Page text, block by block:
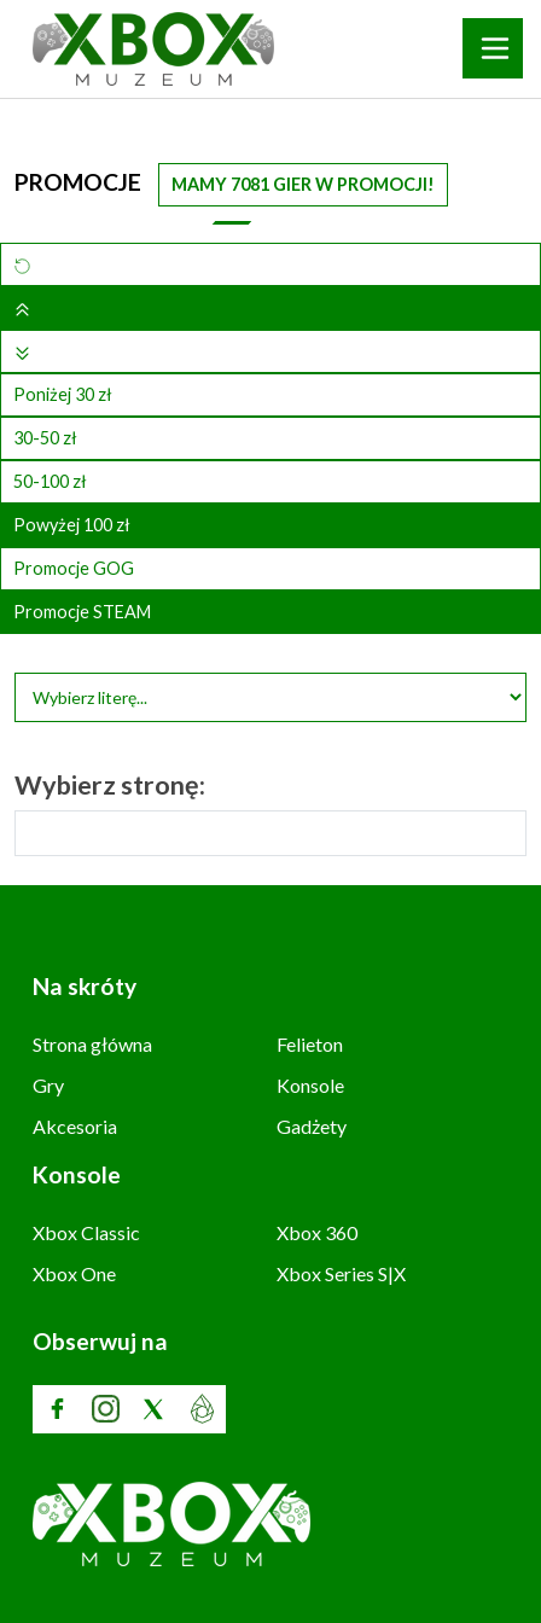
PROMOCJE MAMY 7081 GIER W PROMOCJI!
Poniżej 30 zł
30-50 zł
50-100 zł
Powyżej 100 zł
Promocje GOG
Promocje STEAM
Wybierz stronę:
Na skróty
Strona główna
Felieton
Gry
Konsole
Akcesoria
Gadżety
Konsole
Xbox Classic
Xbox 360
Xbox One
Xbox Series S|X
Obserwuj na